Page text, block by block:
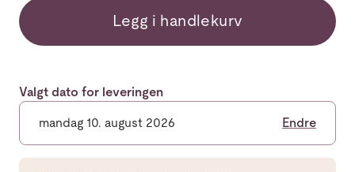
Legg i handlekurv
Valgt dato for leveringen
mandag 10. august 2026 Endre